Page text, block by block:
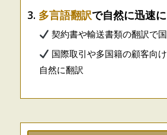
3. 多言語翻訳で自然に迅速に
契約書や輸送書類の翻訳で
国際取引や多国籍の顧客向
自然に翻訳